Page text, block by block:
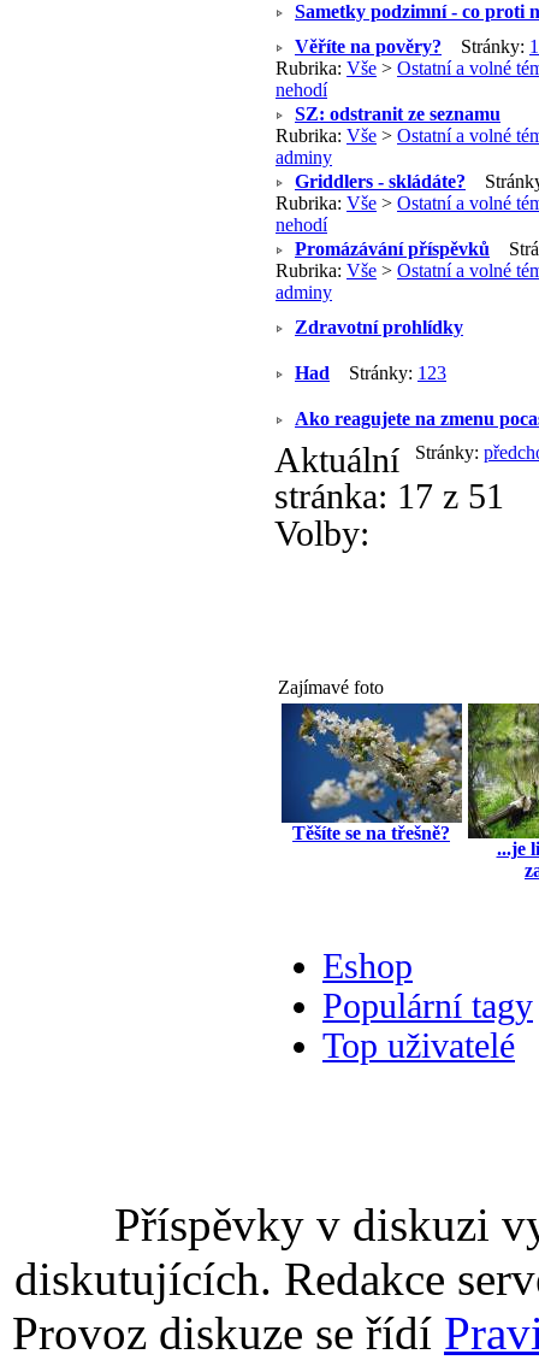
Sametky podzimní - co proti
Věříte na pověry?
Stránky: 1
Rubrika: Vše > Ostatní a volné
nehodí
SZ: odstranit ze seznamu
Rubrika: Vše > Ostatní a volné
adminy
Griddlers - skládáte?
Rubrika: Vše > Ostatní a volné
nehodí
Promázávání příspěvků
Rubrika: Vše > Ostatní a volné
adminy
Zdravotní prohlídky
Had Stránky: 1 23
Ako reagujete na zmenu
Stránky:
Aktuální
stránka: 17 z 51
Volby:
Zajímavé foto
Těšíte se na třešně?
...je
Eshop
Populární tagy
Top uživatelé
Příspěvky v diskuzi
diskutujících. Redakce
Provoz diskuze se řídí